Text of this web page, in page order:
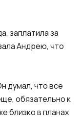
заплатила за
Андрею, что
думал, что все
обязательно к
близко в планах